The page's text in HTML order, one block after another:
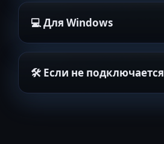
💻 Для Windows
🛠 Если не подключается